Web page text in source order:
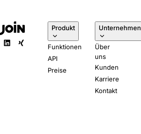
Produkt
Funktionen
API
Preise
Unternehmen
Über
uns
Kunden
Karriere
Kontakt